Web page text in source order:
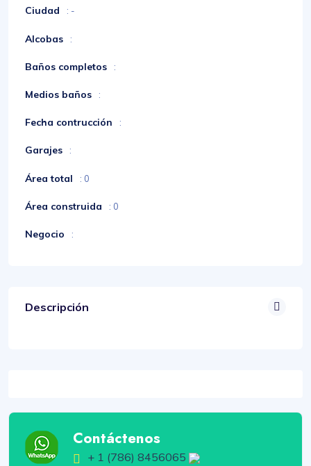
Ciudad : -
Alcobas :
Baños completos :
Medios baños :
Fecha contrucción :
Garajes :
Área total : 0
Área construida : 0
Negocio :
Descripción
Contáctenos
+ 1 (786) 8456065